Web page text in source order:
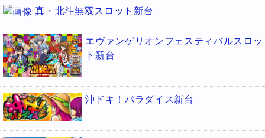
真・北斗無双スロット新台
エヴァンゲリオンフェスティバルスロッ
ト新台
沖ドキ！パラダイス新台